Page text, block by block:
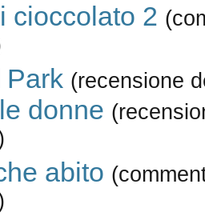
cioccolato 2
Park (recensione
donne
abito